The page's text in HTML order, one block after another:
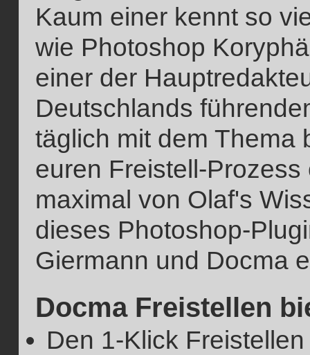
Kaum einer kennt so
wie Photoshop
einer der
Deutschlands
täglich mit dem Thema
euren Freistell-
maximal von Olaf's
dieses Photoshop-
Giermann und Docma
Docma Freistellen
Den 1-Klick